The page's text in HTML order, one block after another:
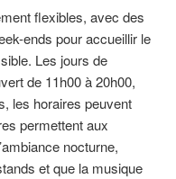
flexibles, avec des
ends pour accueillir le
Les jours de
de 11h00 à 20h00,
les horaires peuvent
permettent aux
nocturne,
et que la musique